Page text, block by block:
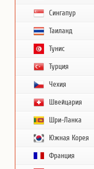
Сингапур
Таиланд
Тунис
Турция
Чехия
Швейцария
Шри-Ланка
Южная Корея
Франция